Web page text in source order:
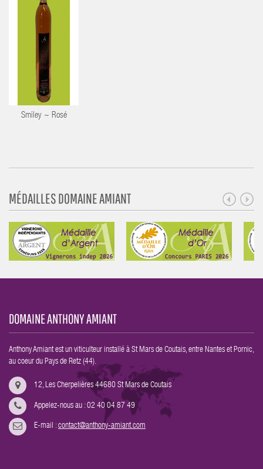
Smiley ~ Rosé
MÉDAILLES DOMAINE AMIANT
DOMAINE ANTHONY AMIANT
Anthony Amiant est un viticulteur installé à St Mars de Coutais, entre Nantes et Pornic,
au coeur du Pays de Retz (44).
12, Les Cherpelières 44680 St Mars de Coutais
Appelez-nous au : 02 40 04 87 49
E-mail :contact@anthony-amiant.com